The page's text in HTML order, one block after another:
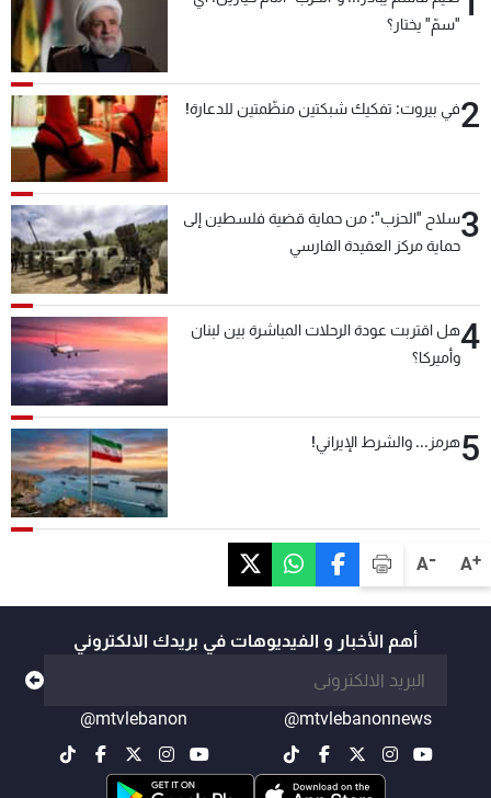
A+
A-
"سمّ" يختار؟
2في بيروت: تفكيك شبكتين منظّمتين للدعارة!
3سلاح "الحزب": من حماية قضية فلسطين إلى
حماية مركز العقيدة الفارسي
4هل اقتربت عودة الرحلات المباشرة بين لبنان
وأميركا؟
5هرمز... والشرط الإيراني!
أهم الأخبار و الفيديوهات في بريدك الالكتروني
@mtvlebanonnews
@mtvlebanon